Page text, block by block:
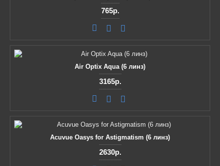
765р.
Air Optix Aqua (6 линз)
3165р.
Acuvue Oasys for Astigmatism (6 линз)
2630р.